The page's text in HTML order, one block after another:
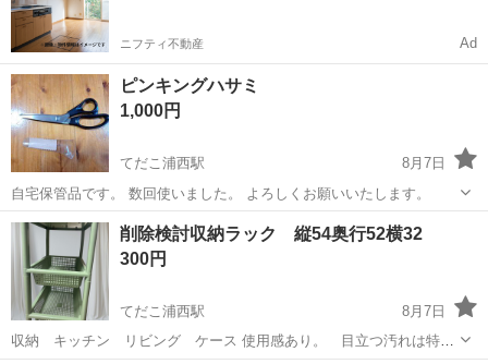
ニフティ不動産 Ad
ピンキングハサミ
1,000円
てだこ浦西駅
8月7日
自宅保管品です。 数回使いました。 よろしくお願いいたします。
沖縄 宜野湾市 てだこ浦西駅 その他 ピンキングハサミ
削除検討収納ラック 縦54奥行52横32
300円
てだこ浦西駅
8月7日
収納 キッチン リビング ケース 使用感あり。 目立つ汚れは特に